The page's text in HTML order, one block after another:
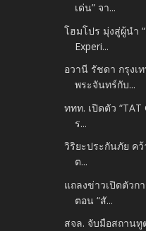
เด่น” จา...
โฮมโปร มุ่งสู่ผู้นำ
Experi...
อวานี รัชดา กรุงเ
พระจันทร์กับ...
ททท. เปิดตัว “TAT
ร...
วิริยะประกันภัย คว้
ต...
แถลงข่าวเปิดตัว
ตอน “สั...
สจล. จับมือสถานทู